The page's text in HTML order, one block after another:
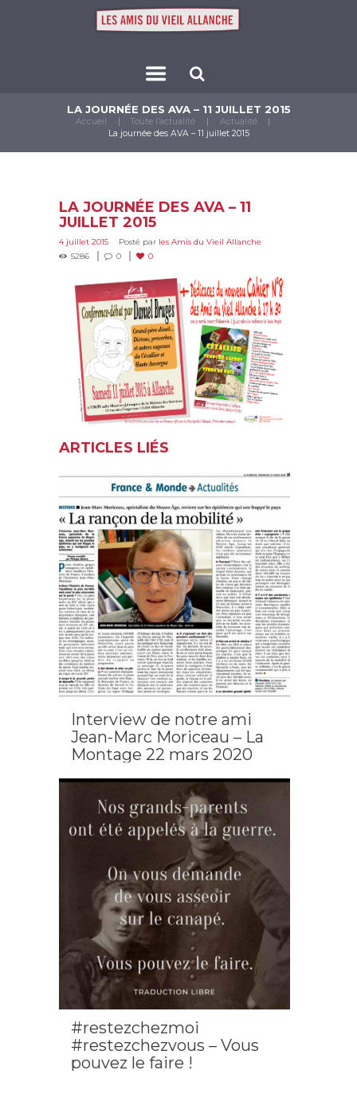
LA JOURNÉE DES AVA – 11 JUILLET 2015
Accueil Toute l’actualité
Actualité
La journée des AVA – 11 juillet 2015
LA JOURNÉE DES AVA – 11
JUILLET 2015
4 juillet 2015 Posté par les Amis du Vieil Allanche
5286
0 0
ARTICLES LIÉS
Interview de notre ami
Jean-Marc Moriceau – La
Montage 22 mars 2020
#restezchezmoi
#restezchezvous – Vous
pouvez le faire !